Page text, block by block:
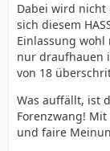
Dabei wird nicht
sich diesem
Einlassung
nur draufhauen
von 18
Was auffällt, ist
Forenzwang!
und faire